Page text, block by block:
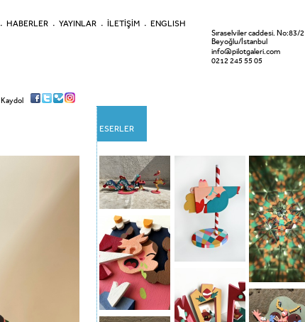
HABERLER YAYINLAR İLETİŞİM ENGLISH
Kaydol
Sıraselviler caddesi. No:83/2
Beyoğlu/İstanbul
info@pilotgaleri.com
0212 245 55 05
ESERLER